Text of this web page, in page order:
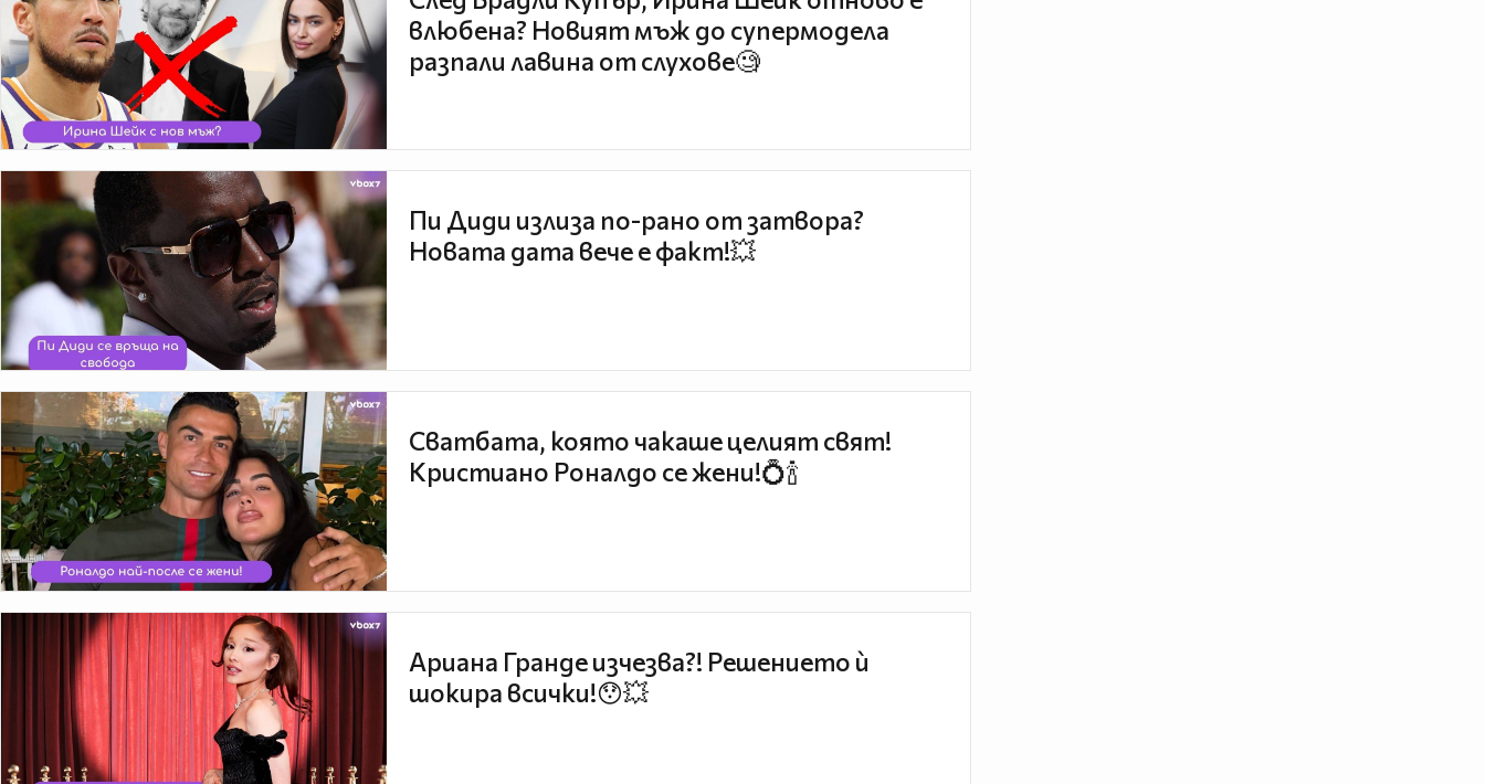
влюбена? Новият мъж до супермодела
разпали лавина от слухове🧐
Пи Диди излиза по-рано от затвора?
Новата дата вече е факт!💥
Сватбата, която чакаше целият свят!
Кристиано Роналдо се жени!💍🍾
Ариана Гранде изчезва?! Решението ѝ
шокира всички!😯💥